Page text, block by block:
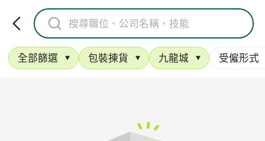
全部篩選 包裝揀貨 九龍城 受僱形式